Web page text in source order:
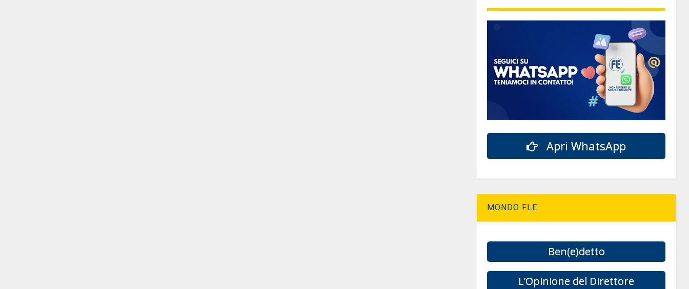
Apri WhatsApp
MONDO FLE
Ben(e)detto
L’Opinione del Direttore